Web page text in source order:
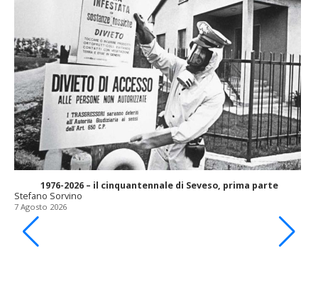
1976-2026 – il cinquantennale di Seveso, prima parte
Stefano Sorvino
7 Agosto 2026